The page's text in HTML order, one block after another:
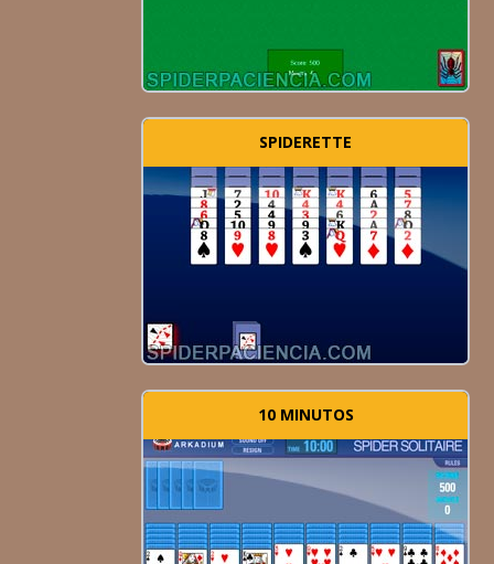
SPIDERETTE
10 MINUTOS